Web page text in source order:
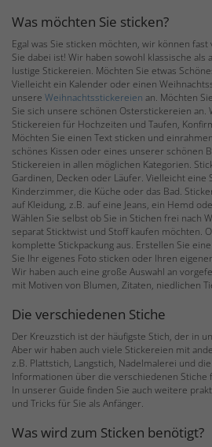
Was möchten Sie sticken?
Egal was Sie sticken möchten, wir können
Sie dabei ist! Wir haben sowohl klassische als
lustige Stickereien. Möchten Sie etwas
Vielleicht ein Kalender oder einen
unsere Weihnachtsstickereien an. Möchten
Sie sich unsere schönen Osterstickereien an.
Stickereien für Hochzeiten und Taufen,
Möchten Sie einen Text sticken und
schönes Kissen oder eines unserer schönen
Stickereien in allen möglichen Kategorien.
Gardinen, Decken oder Läufer. Vielleicht eine
Kinderzimmer, die Küche oder das Bad.
auf Kleidung, z.B. auf eine Jeans, ein Hemd
Wählen Sie selbst ob Sie in Stichen frei nach
separat Sticktwist und Stoff kaufen möchten.
komplette Stickpackung aus. Erstellen Sie
Sie Ihr eigenes Foto sticken oder Ihren
Wir haben auch eine große Auswahl an
mit Motiven von Blumen, Zitaten, niedlichen
Die verschiedenen Stiche
Der Kreuzstich ist der häufigste Stich, der in
Aber wir haben auch viele Stickereien mit
z.B. Plattstich, Langstich, Nadelmalerei und
Informationen über die verschiedenen Stiche
In unserer Guide finden Sie auch weitere
und Tricks für Sie als Anfänger.
Was wird zum Sticken benötigt?